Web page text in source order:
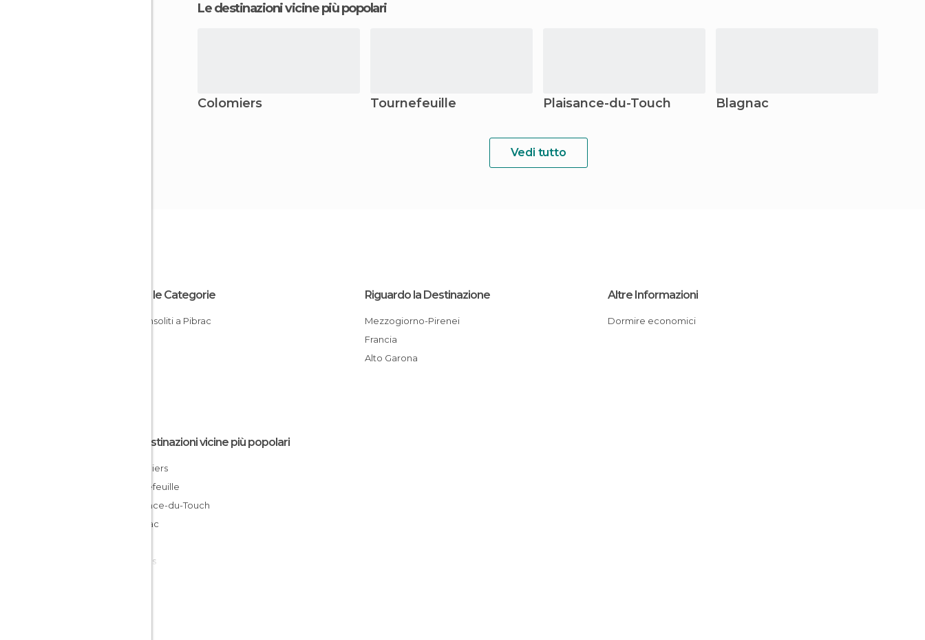
Le destinazioni vicine più popolari
Colomiers Tournefeuille Plaisance-du-Touch Blagnac
Vedi tutto
Tutte le Categorie
Posti insoliti a Pibrac
Riguardo la Destinazione
Mezzogiorno-Pirenei
Francia
Alto Garona
Altre Informazioni
Dormire economici
Le destinazioni vicine più popolari
Colomiers
Tournefeuille
Plaisance-du-Touch
Blagnac
Roques